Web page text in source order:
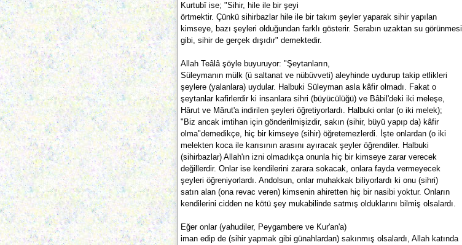
Kurtubî ise; "Sihir, hile ile bir şeyi
örtmektir. Çünkü sihirbazlar hile ile bir takım şeyler yaparak sihir yapılan
kimseye, bazı şeyleri olduğundan farklı gösterir. Serabın uzaktan su görünmesi
gibi, sihir de gerçek dışıdır" demektedir.
Allah Teâlâ şöyle buyuruyor: "Şeytanların,
Süleymanın mülk (ü saltanat ve nübüvveti) aleyhinde uydurup takip etlikleri
şeylere (yalanlara) uydular. Halbuki Süleyman asla kâfir olmadı. Fakat o
şeytanlar kafirlerdir ki insanlara sihri (büyücülüğü) ve Bâbil'deki iki meleşe,
Hârut ve Mârut'a indirilen şeyleri öğretiyorlardı. Halbuki onlar (o iki melek);
"Biz ancak imtihan için gönderilmişizdir, sakın (sihir, büyü yapıp da) kâfir
olma"demedikçe, hiç bir kimseye (sihir) öğretemezlerdi. İşte onlardan (o iki
melekten koca ile karısının arasını ayıracak şeyler öğrendiler. Halbuki
(sihirbazlar) Allah'ın izni olmadıkça onunla hiç bir kimseye zarar verecek
değillerdir. Onlar ise kendilerini zarara sokacak, onlara fayda vermeyecek
şeyleri öğreniyorlardı. Andolsun, onlar muhakkak biliyorlardı ki onu (sihri)
satın alan (ona revac veren) kimsenin ahiretten hiç bir nasibi yoktur. Onların
kendilerini cidden ne kötü şey mukabilinde satmış olduklarını bilmiş olsalardı.
Eğer onlar (yahudiler, Peygambere ve Kur'an'a)
iman edip de (sihir yapmak gibi günahlardan) sakınmış olsalardı, Allah katında